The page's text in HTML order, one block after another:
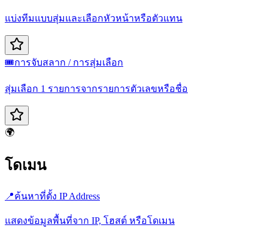
แบ่งทีมแบบสุ่มและเลือกหัวหน้าหรือตัวแทน
🎟️การจับสลาก / การสุ่มเลือก
สุ่มเลือก 1 รายการจากรายการตัวเลขหรือชื่อ
🌍
โดเมน
📍ค้นหาที่ตั้ง IP Address
แสดงข้อมูลพื้นที่จาก IP, โฮสต์ หรือโดเมน